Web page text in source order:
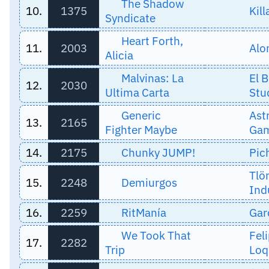
10. 1375
The Shadow
Syndicate
11. 2003
Heart Forth,
Alicia
12. 2030
Malvinas: La
Ultima Carta
El
13. 2165
Generic
Fighter Maybe
14.
2175 Chunky JUMP!
15. 2248 Demiurgos
16.
2259 RitManía
17. 2282
We Took That
Trip